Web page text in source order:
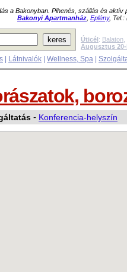
a Bakonyban. Pihenés, szállás és aktív
Bakonyi Apartmanház Eplény, Tel.:
Úticél: Balaton
Augusztus
Látnivalók Wellness, Spa
- Konferencia-helyszín